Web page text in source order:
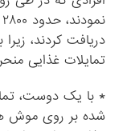
دریافت کردند،
تمایلات غذایی
* با یک دوست،
شده بر روی موش